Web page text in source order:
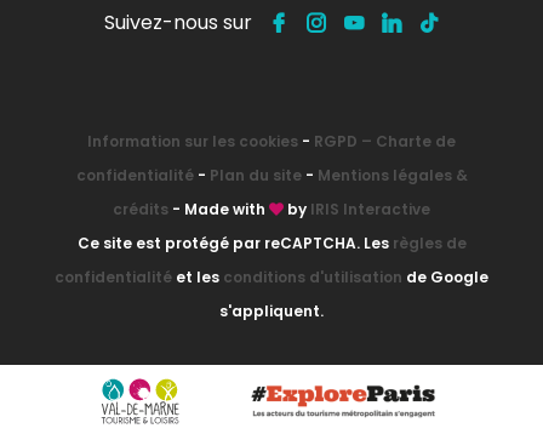
Suivez-nous sur
Information sur les cookies - RGPD – Charte de
confidentialité- Plan du site- Mentions légales &
crédits - Made with by IRIS Interactive
Ce site est protégé par reCAPTCHA. Les règles de
confidentialité et les conditions d'utilisation de Google
s'appliquent.